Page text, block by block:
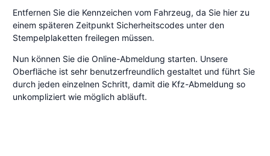
Entfernen Sie die Kennzeichen vom Fahrzeug, da Sie hier zu
einem späteren Zeitpunkt Sicherheitscodes unter den
Stempelplaketten freilegen müssen.
Nun können Sie die Online-Abmeldung starten. Unsere
Oberfläche ist sehr benutzerfreundlich gestaltet und führt Sie
durch jeden einzelnen Schritt, damit die Kfz-Abmeldung so
unkompliziert wie möglich abläuft.